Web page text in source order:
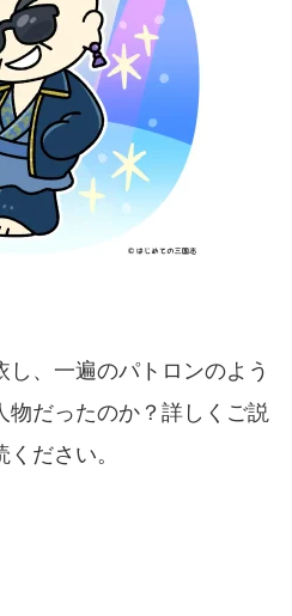
、一遍のパトロンのよう
物だったのか？詳しくご説
ださい。